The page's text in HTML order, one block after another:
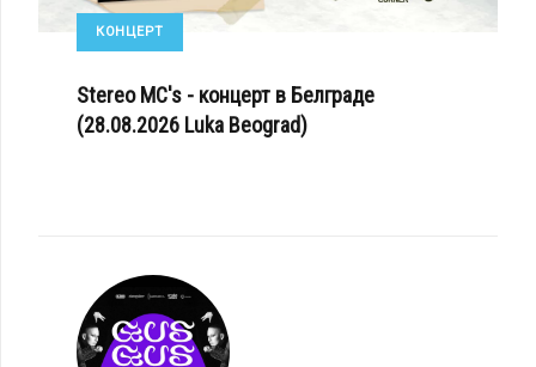
КОНЦЕРТ
Stereo MC's - концерт в Белграде
(28.08.2026 Luka Beograd)